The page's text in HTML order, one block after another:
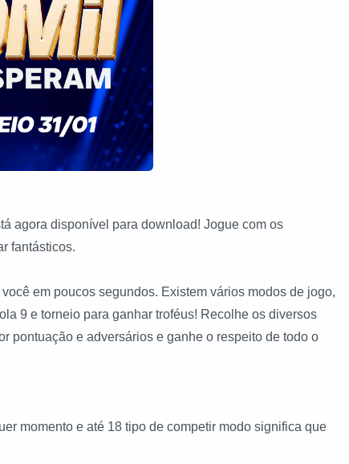
agora disponível para download! Jogue com os
fantásticos.
em poucos segundos. Existem vários modos de jogo,
9 e torneio para ganhar troféus! Recolhe os diversos
pontuação e adversários e ganhe o respeito de todo o
momento e até 18 tipo de competir modo significa que